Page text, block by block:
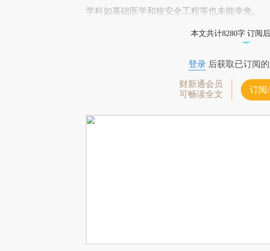
学科如基础医学和核安全工程等也未能幸免。
本文共计8280字 订阅
登录后获取已订阅
财新通会员
可畅读全文
订阅